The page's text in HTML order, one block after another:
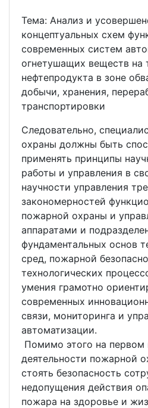
Тема: Анализ и
концептуальных схем
современных систем
огнетушащих веществ на
нефтепродукта в зоне
добычи, хранения,
транспортировки
Следовательно,
охраны должны быть
применять принципы
работы и управления в
научности управления
закономерностей
пожарной охраны и
аппаратами и
фундаментальных основ
сред, пожарной
технологических
умения грамотно
современных
связи, мониторинга и
автоматизации.
Помимо этого на первом
деятельности пожарной
стоять безопасность
недопущения действия
пожара на здоровье и